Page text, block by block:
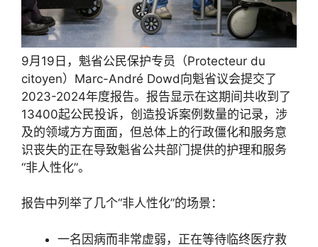
9月19日，魁省公民保护专员（Protecteur du
citoyen）Marc-André Dowd向魁省议会提交了
2023-2024年度报告。报告显示在这期间共收到了
13400起公民投诉，创造投诉案例数量的记录，涉
及的领域方方面面，但总体上的行政僵化和服务意
识丧失的正在导致魁省公共部门提供的护理和服务
“非人性化”。
报告中列举了几个“非人性化”的场景：
一名因病而非常虚弱，正在等待临终医疗救